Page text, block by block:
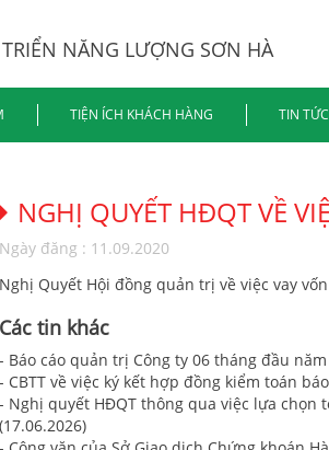
NĂNG LƯỢNG SƠN HÀ
TIỆN ÍCH KHÁCH HÀNG TIN TỨC
NGHỊ QUYẾT HĐQT VỀ
Ngày đăng : 11.09.2020
Nghị Quyết Hội đồng quản trị về việc vay vốn
Các tin khác
- Báo cáo quản trị Công ty 06 tháng đầu năm
- CBTT về việc ký kết hợp đồng kiểm toán
- Nghị quyết HĐQT thông qua việc lựa chọn
(17.06.2026)